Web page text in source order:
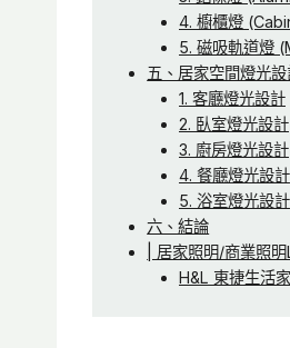
4. 櫥櫃燈
5. 磁吸軌道燈
五、居家空間燈光
1. 客廳燈光設計
2. 臥室燈光設計
3. 廚房燈光設計
4. 餐廳燈光設計
5. 浴室燈光設計
六、結論
| 居家照明/商業照
H&L 東捷生活